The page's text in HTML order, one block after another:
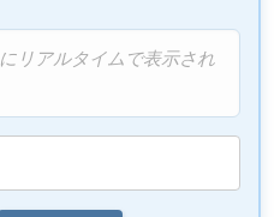
リアルタイムで表示され